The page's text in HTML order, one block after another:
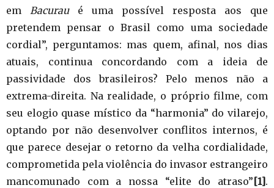
em Bacuraué uma possível resposta aos que
pretendem pensar o Brasil como uma sociedade
cordial”, perguntamos: mas quem, afinal, nos dias
atuais, continua concordando com a ideia de
passividade dos brasileiros? Pelo menos não a
extrema-direita. Na realidade, o próprio filme, com
seu elogio quase místico da “harmonia” do vilarejo,
optando por não desenvolver conflitos internos, é
que parece desejar o retorno da velha cordialidade,
comprometida pela violência do invasor estrangeiro
mancomunado com a nossa “elite do atraso”[1].